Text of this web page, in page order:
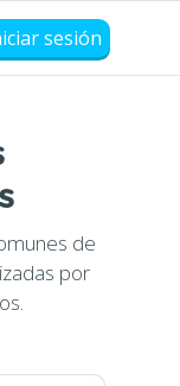
sesión
de
por